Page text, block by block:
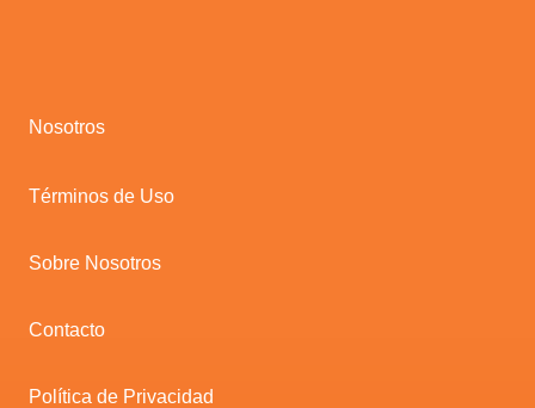
Nosotros
Términos de Uso
Sobre Nosotros
Contacto
Política de Privacidad